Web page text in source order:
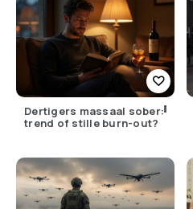
Dertigers massaal sober:
trend of stille burn-out?